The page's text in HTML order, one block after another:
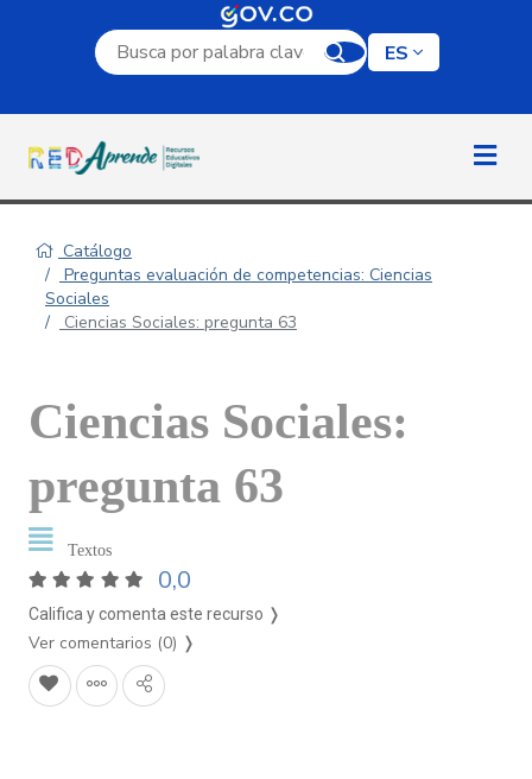
Campo de búsqueda por palabra clave
ES
Catálogo
Preguntas evaluación de competencias: Ciencias
Sociales
Ciencias Sociales: pregunta 63
Ciencias Sociales:
pregunta 63
Textos
0,0
Califica y comenta este recurso ❭
Ver comentarios (0) ❭